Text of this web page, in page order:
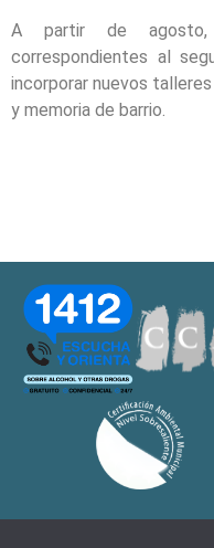
A partir de
correspondientes al
incorporar nuevos
y memoria de barrio.